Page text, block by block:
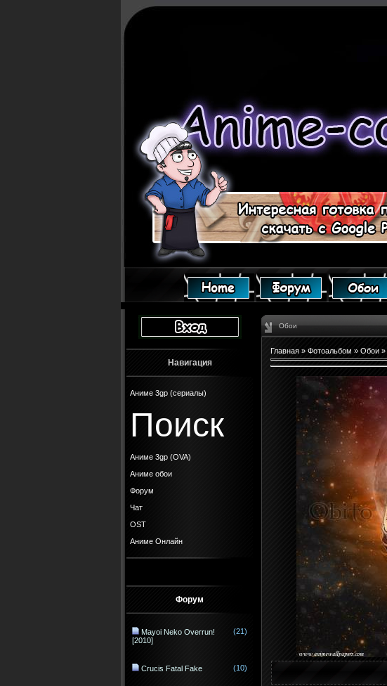
Навигация
Аниме 3gp (сериалы)
Поиск
Аниме 3gp (OVA)
Аниме обои
Форум
Чат
OST
Аниме Онлайн
Форум
Mayoi Neko Overrun!
[2010]
(21)
Crucis Fatal Fake (10)
Обои
Главная » Фотоальбом » Обои »